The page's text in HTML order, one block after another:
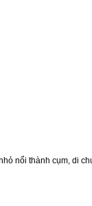
nổi thành cụm, di